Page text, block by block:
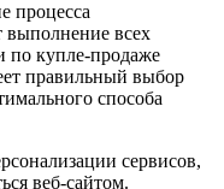
процесса
выполнение всех
по купле-продаже
правильный выбор
способа
сервисов,
веб-сайтом.